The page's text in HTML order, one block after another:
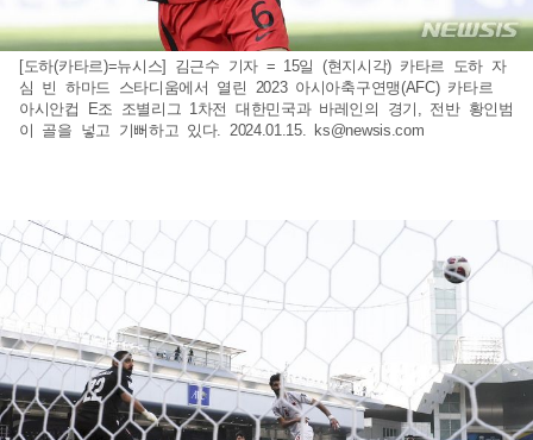
[도하(카타르)=뉴시스] 김근수 기자 = 15일 (현지시각) 카타르 도하 자
심 빈 하마드 스타디움에서 열린 2023 아시아축구연맹(AFC) 카타르
아시안컵 E조 조별리그 1차전 대한민국과 바레인의 경기, 전반 황인범
이 골을 넣고 기뻐하고 있다. 2024.01.15. ks@newsis.com